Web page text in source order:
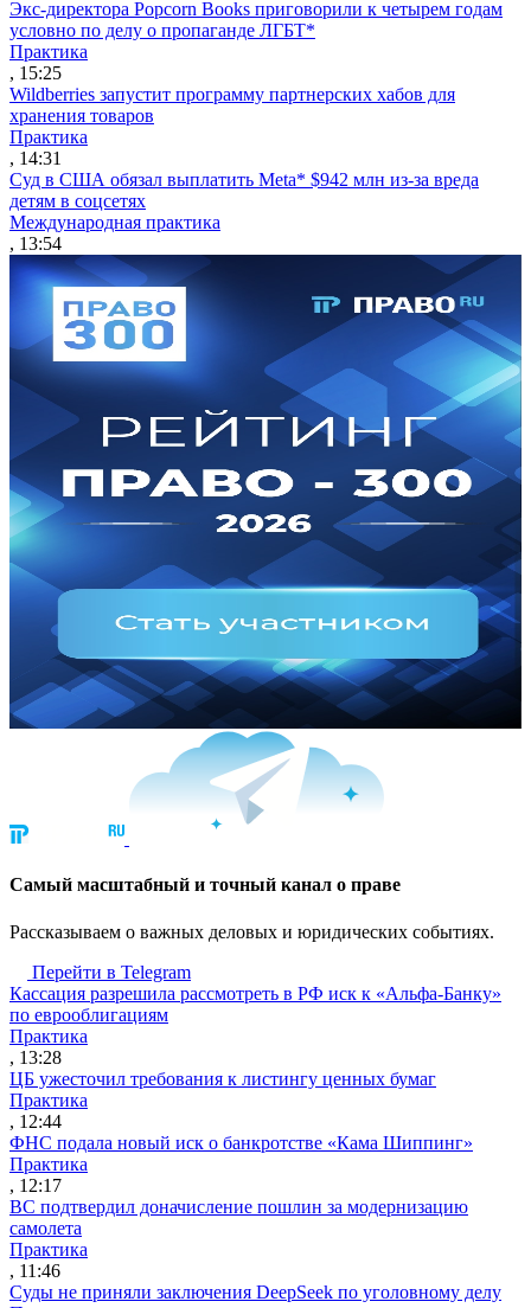
Экс-директора Popcorn Books приговорили к четырем годам
условно по делу о пропаганде ЛГБТ*
Практика
, 15:25
Wildberries запустит программу партнерских хабов для
хранения товаров
Практика
, 14:31
Суд в США обязал выплатить Meta* $942 млн из-за вреда
детям в соцсетях
Международная практика
, 13:54
Cамый масштабный и точный канал о праве
Рассказываем о важных деловых и юридических событиях.
Перейти в Telegram
Кассация разрешила рассмотреть в РФ иск к «Альфа-Банку»
по еврооблигациям
Практика
, 13:28
ЦБ ужесточил требования к листингу ценных бумаг
Практика
, 12:44
ФНС подала новый иск о банкротстве «Кама Шиппинг»
Практика
, 12:17
ВС подтвердил доначисление пошлин за модернизацию
самолета
Практика
, 11:46
Суды не приняли заключения DeepSeek по уголовному делу